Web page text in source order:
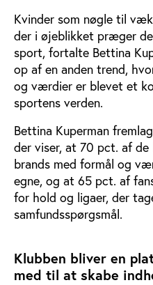
Kvinder som nøgle til
der i øjeblikket præger
sport, fortalte Bettina
op af en anden trend,
og værdier er blevet et
sportens verden.
Bettina Kuperman
der viser, at 70 pct. af
brands med formål og
egne, og at 65 pct. af
for hold og ligaer, der
samfundsspørgsmål.
Klubben bliver en
med til at skabe